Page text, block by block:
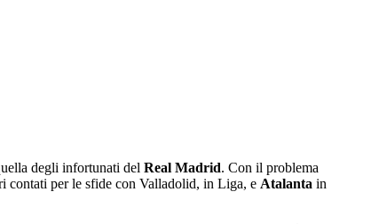
degli infortunati del Real Madrid. Con il problema
contati per le sfide con Valladolid, in Liga, e Atalanta in